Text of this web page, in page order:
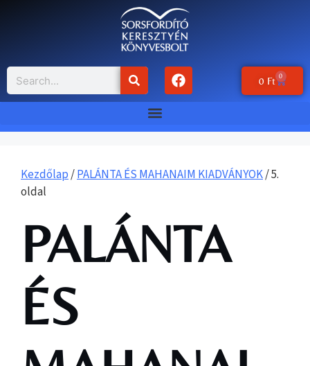
0 Ft 0
Kezdőlap/PALÁNTA ÉS MAHANAIM KIADVÁNYOK/ 5.
oldal
PALÁNTA
ÉS